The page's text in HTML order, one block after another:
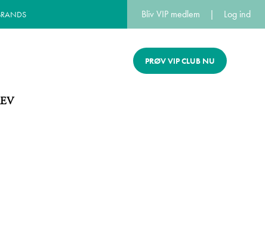
Bliv VIP medlem | Log ind
PRØV VIP CLUB NU